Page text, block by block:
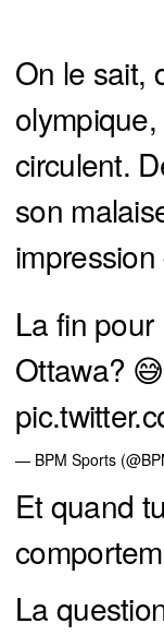
On le sait,
circulent.
son
impression
La fin
Ottawa? 😅
— BPM Sports
Et quand
La